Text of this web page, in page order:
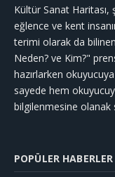
Kültür Sanat Haritası,
eğlence ve kent
terimi olarak da
Neden? ve Kim?"
hazırlarken
sayede hem
bilgilenmesine olanak
POPÜLER HABERLER